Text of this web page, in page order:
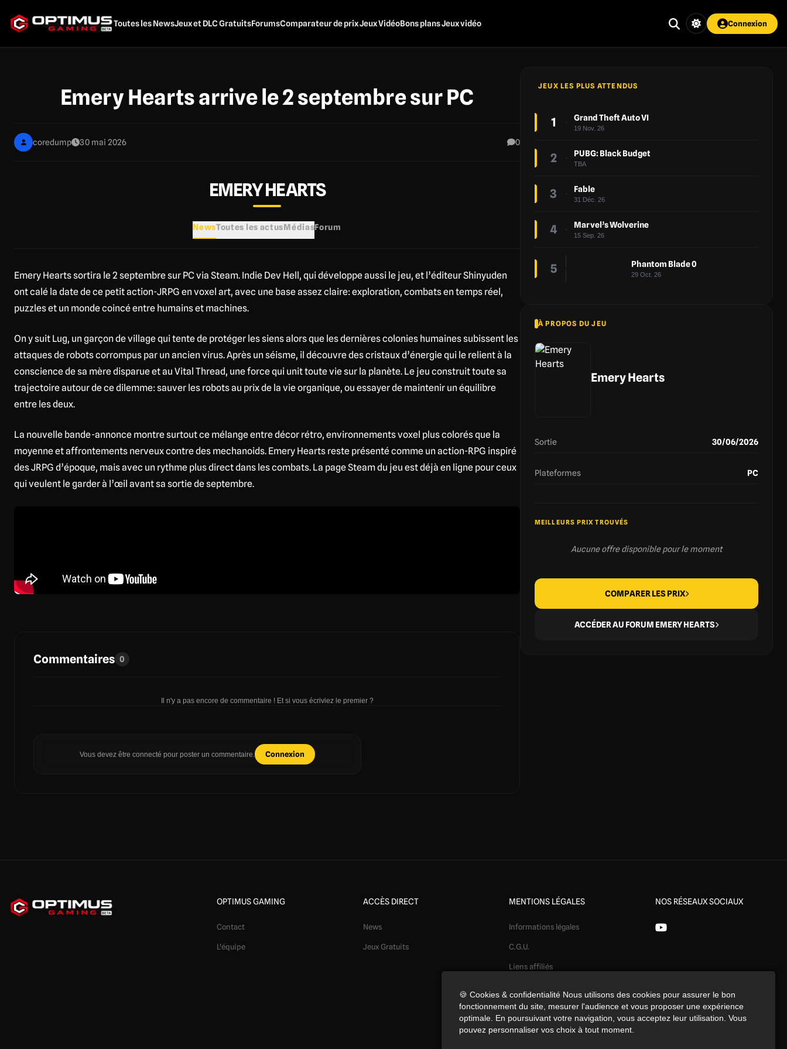
contenu
principal
Toutes les NewsJeux et DLC GratuitsForumsComparateur de prix Jeux VidéoBons plans Jeux vidéo Connexion
Emery Hearts arrive le 2 septembre sur PC
coredump 30 mai 2026 0
EMERY HEARTS
NewsToutes les actusMédiasForum
Emery Hearts sortira le 2 septembre sur PC via Steam. Indie Dev Hell, qui développe aussi le jeu, et l’éditeur Shinyuden
ont calé la date de ce petit action-JRPG en voxel art, avec une base assez claire: exploration, combats en temps réel,
puzzles et un monde coincé entre humains et machines.
On y suit Lug, un garçon de village qui tente de protéger les siens alors que les dernières colonies humaines subissent les
attaques de robots corrompus par un ancien virus. Après un séisme, il découvre des cristaux d’énergie qui le relient à la
conscience de sa mère disparue et au Vital Thread, une force qui unit toute vie sur la planète. Le jeu construit toute sa
trajectoire autour de ce dilemme: sauver les robots au prix de la vie organique, ou essayer de maintenir un équilibre
entre les deux.
La nouvelle bande-annonce montre surtout ce mélange entre décor rétro, environnements voxel plus colorés que la
moyenne et affrontements nerveux contre des mechanoids. Emery Hearts reste présenté comme un action-RPG inspiré
des JRPG d’époque, mais avec un rythme plus direct dans les combats. La page Steam du jeu est déjà en ligne pour ceux
qui veulent le garder à l’œil avant sa sortie de septembre.
Commentaires 0
Il n'y a pas encore de commentaire ! Et si vous écriviez le premier ?
Vous devez être connecté pour poster un commentaire. Connexion
JEUX LES PLUS ATTENDUS
1 Grand Theft Auto VI
19 Nov. 26
2 PUBG: Black Budget
TBA
3 Fable
31 Déc. 26
4 Marvel’s Wolverine
15 Sep. 26
5 Phantom Blade 0
29 Oct. 26
À PROPOS DU JEU
Emery Hearts
Sortie 30/06/2026
Plateformes PC
MEILLEURS PRIX TROUVÉS
Aucune offre disponible pour le moment
COMPARER LES PRIX
ACCÉDER AU FORUM EMERY HEARTS
OPTIMUS GAMING
Contact
L'équipe
ACCÈS DIRECT
News
Jeux Gratuits
MENTIONS LÉGALES
Informations légales
C.G.U.
Liens affiliés
Confidentialité
Cookies
NOS RÉSEAUX SOCIAUX
🍪 Cookies & confidentialité Nous utilisons des cookies pour assurer le bon
fonctionnement du site, mesurer l'audience et vous proposer une expérience
optimale. En poursuivant votre navigation, vous acceptez leur utilisation. Vous
pouvez personnaliser vos choix à tout moment.